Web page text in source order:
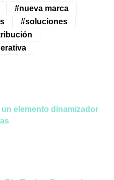
#nueva marca
#soluciones
elemento dinamizador